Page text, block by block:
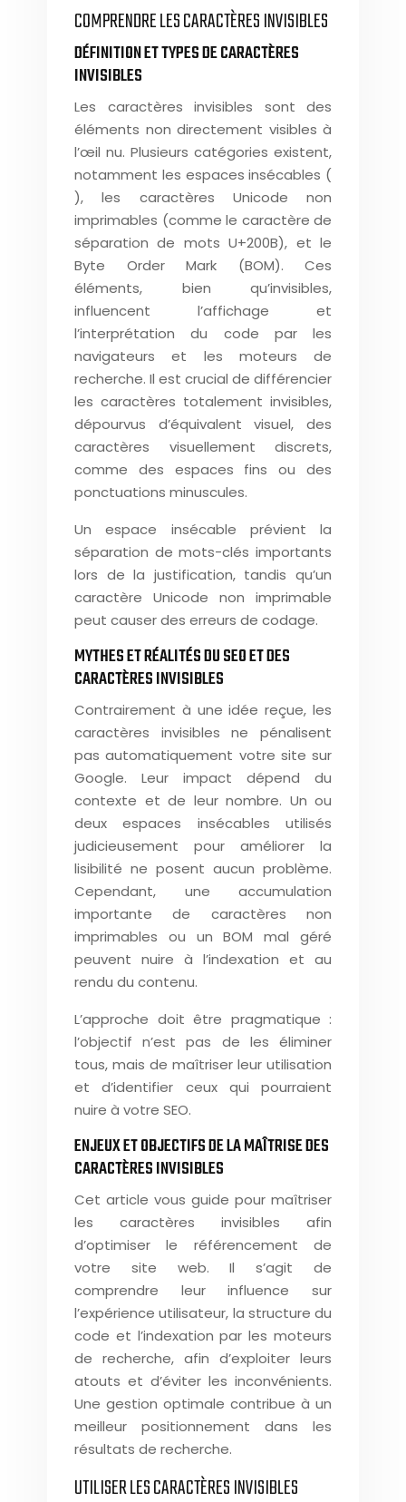
COMPRENDRE LES CARACTÈRES INVISIBLES
DÉFINITION ET TYPES DE CARACTÈRES
INVISIBLES
Les caractères invisibles sont des
éléments non directement visibles à
l’œil nu. Plusieurs catégories existent,
notamment les espaces insécables (
), les caractères Unicode non
imprimables (comme le caractère de
séparation de mots U+200B), et le
Byte Order Mark (BOM). Ces
éléments, bien qu’invisibles,
influencent l’affichage et
l’interprétation du code par les
navigateurs et les moteurs de
recherche. Il est crucial de différencier
les caractères totalement invisibles,
dépourvus d’équivalent visuel, des
caractères visuellement discrets,
comme des espaces fins ou des
ponctuations minuscules.
Un espace insécable prévient la
séparation de mots-clés importants
lors de la justification, tandis qu’un
caractère Unicode non imprimable
peut causer des erreurs de codage.
MYTHES ET RÉALITÉS DU SEO ET DES
CARACTÈRES INVISIBLES
Contrairement à une idée reçue, les
caractères invisibles ne pénalisent
pas automatiquement votre site sur
Google. Leur impact dépend du
contexte et de leur nombre. Un ou
deux espaces insécables utilisés
judicieusement pour améliorer la
lisibilité ne posent aucun problème.
Cependant, une accumulation
importante de caractères non
imprimables ou un BOM mal géré
peuvent nuire à l’indexation et au
rendu du contenu.
L’approche doit être pragmatique :
l’objectif n’est pas de les éliminer
tous, mais de maîtriser leur utilisation
et d’identifier ceux qui pourraient
nuire à votre SEO.
ENJEUX ET OBJECTIFS DE LA MAÎTRISE DES
CARACTÈRES INVISIBLES
Cet article vous guide pour maîtriser
les caractères invisibles afin
d’optimiser le référencement de
votre site web. Il s’agit de
comprendre leur influence sur
l’expérience utilisateur, la structure du
code et l’indexation par les moteurs
de recherche, afin d’exploiter leurs
atouts et d’éviter les inconvénients.
Une gestion optimale contribue à un
meilleur positionnement dans les
résultats de recherche.
UTILISER LES CARACTÈRES INVISIBLES